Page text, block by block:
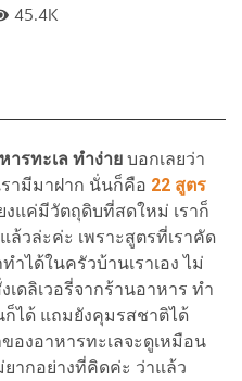
45.4K
ารทะเล ทำง่าย บอกเลยว่า
ามีมาฝาก นั่นก็คือ 22 สูตร
งแค่มีวัตถุดิบที่สดใหม่ เราก็
วล่ะค่ะ เพราะสูตรที่เราคัด
ได้ในครัวบ้านเราเอง ไม่
ดลิเวอรี่จากร้านอาหาร ทำ
ก็ได้ แถมยังคุมรสชาติได้
องอาหารทะเลจะดูเหมือน
ากอย่างที่คิดค่ะ ว่าแล้ว